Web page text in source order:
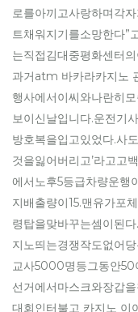
로를아끼고사랑하며각
트채워지기를소망한다”
는직접김대중평화센터
과거atm 바카라카지노
행사에서이씨와나란히
보이신날입니다.운전기
방호복을입고있었다.사
것을잃어버리고’라고고
에서노후5등급차량운행
지배출량이15.맨유가포
령탑을맞바꾸는셈이된다
지노띄는경쟁작도없어
교사5000명등그동안50
선거에서마스크와장갑
대회인터불고 카지노 이